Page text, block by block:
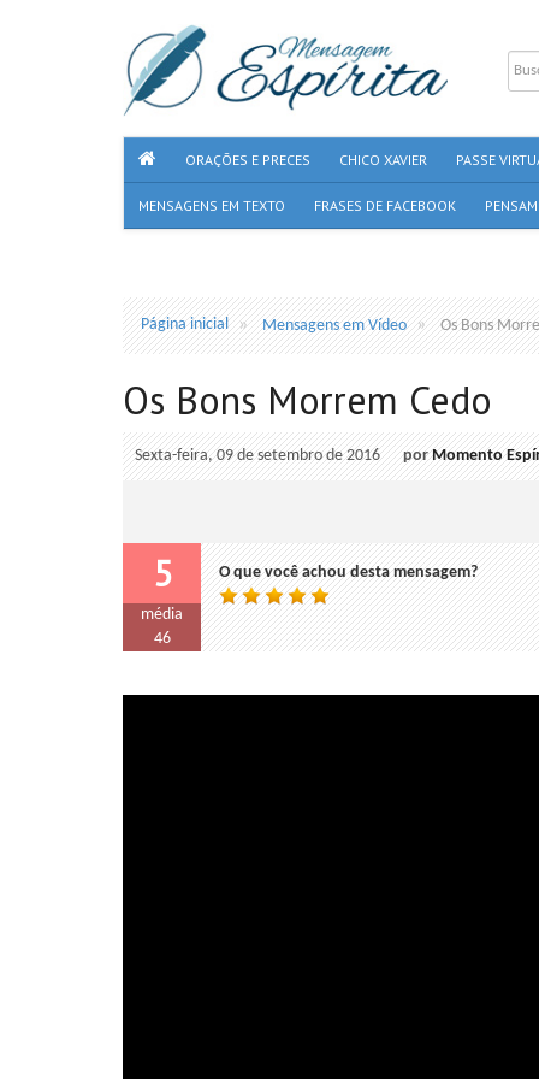
ORAÇÕES E PRECES CHICO XAVIER PASSE
MENSAGENS EM TEXTO FRASES DE FACEBOOK
Página inicial Mensagens em Vídeo Os Bons
Os Bons Morrem Cedo
Sexta-feira, 09 de setembro de 2016 porMomento
5
média
46
O que você achou desta mensagem?